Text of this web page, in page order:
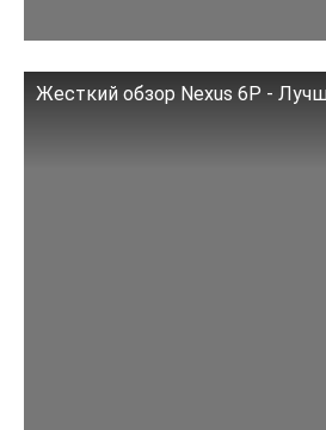
Жесткий обзор Nexus 6P -